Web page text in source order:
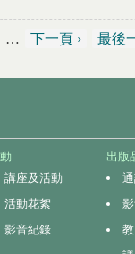
… 下一頁 › 最後
講座及活動
活動花絮
影音紀錄
出版